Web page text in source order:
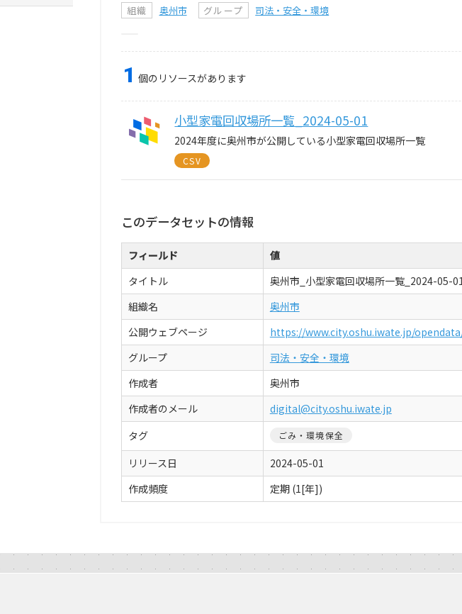
組織 奥州市 グループ 司法・安全・環境
1 個のリソースがあります
小型家電回収場所一覧_2024-05-01
2024年度に奥州市が公開している小型家電回収場所一覧
CSV
このデータセットの情報
フィールド
値
タイトル
奥州市_小型家電回収場所一覧_2024-05-
組織名
奥州市
公開ウェブページ
https://www.city.oshu.iwate.jp/
グループ
司法・安全・環境
作成者
奥州市
作成者のメール
digital@city.oshu.iwate.jp
タグ
ごみ・環境保全
リリース日
2024-05-01
作成頻度
定期 (1[年])